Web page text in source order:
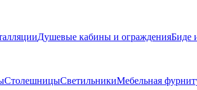
Душевые кабины и огражденияБиде
СтолешницыСветильникиМебельная